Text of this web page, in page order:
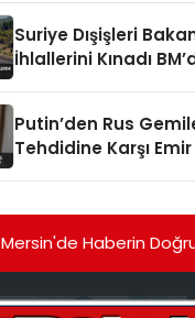
Suriye Dışişleri
İhlallerini Kınadı
Putin’den Rus
Tehdidine Karşı
Mersin'de Haberin